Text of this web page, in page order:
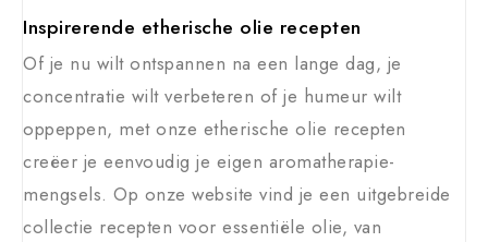
Inspirerende etherische olie recepten
Of je nu wilt ontspannen na een lange dag, je
concentratie wilt verbeteren of je humeur wilt
oppeppen, met onze etherische olie recepten
creëer je eenvoudig je eigen aromatherapie-
mengsels. Op onze website vind je een uitgebreide
collectie recepten voor essentiële olie, van